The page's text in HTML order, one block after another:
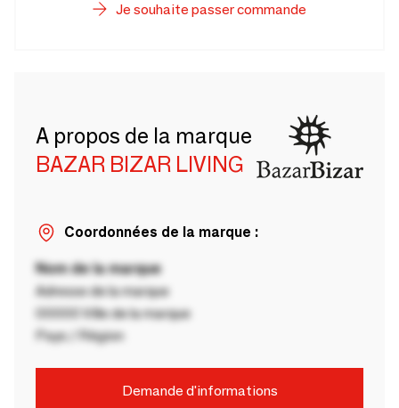
Je souhaite passer commande
A propos de la marque
BAZAR BIZAR LIVING
Coordonnées de la marque :
Nom de la marque
Adresse de la marque
00000 Ville de la marque
Pays / Région
Demande d'informations